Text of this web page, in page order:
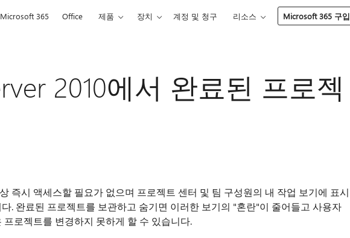
Microsoft 365 Office 제품 장치 계정 및 청구 리소스 Microsoft 365 구입
2010에서 완료된 프로젝
즉시 액세스할 필요가 없으며 프로젝트 센터 및 팀 구성원의 내 작업 보기에 표시
. 완료된 프로젝트를 보관하고 숨기면 이러한 보기의 "혼란"이 줄어들고 사용자
로젝트를 변경하지 못하게 할 수 있습니다.